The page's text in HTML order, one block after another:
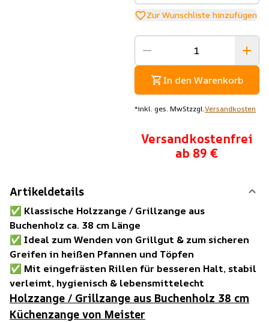
Zur Wunschliste hinzufügen
In den Warenkorb
*inkl. ges. MwStzzgl.Versandkosten
Versandkostenfrei
ab 89 €
Artikeldetails
✅ Klassische Holzzange / Grillzange aus
Buchenholz ca. 38 cm Länge
✅ Ideal zum Wenden von Grillgut & zum sicheren
Greifen in heißen Pfannen und Töpfen
✅ Mit eingefrästen Rillen für besseren Halt, stabil
verleimt, hygienisch & lebensmittelecht
Holzzange / Grillzange aus Buchenholz 38 cm
Küchenzange von Meister